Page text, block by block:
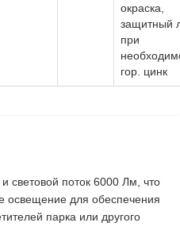
окраска,
защитный
при
гор. цинк
световой поток 6000 Лм, что
освещение для обеспечения
парка или другого